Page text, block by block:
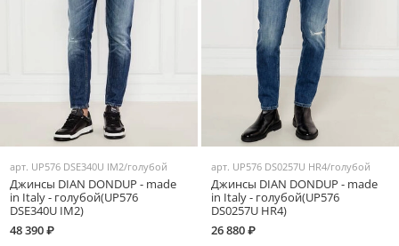
арт. UP576 DSE340U IM2/голубой
Джинсы DIAN DONDUP - made
in Italy - голубой(UP576
DSE340U IM2)
48 390 ₽
арт. UP576 DS0257U HR4/голубой
Джинсы DIAN DONDUP - made
in Italy - голубой(UP576
DS0257U HR4)
26 880 ₽